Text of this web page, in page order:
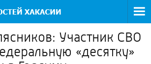
Участник СВО
«десятку»